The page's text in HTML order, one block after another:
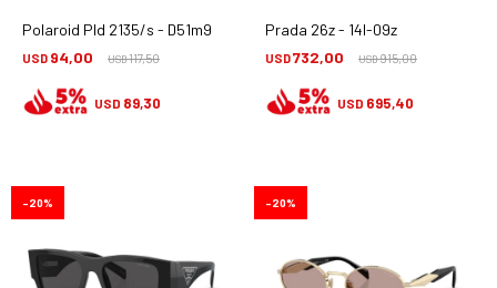
Polaroid Pld 2135/s - D51m9
USD 94,00 USD117,50
USD 89,30
Prada 26z - 14l-09z
USD732,00 USD915,00
USD 695,40
20 20